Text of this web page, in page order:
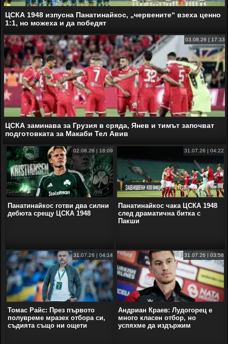
ЦСКА 1948 изпусна Панатинайкос, „червените“ взеха ценно
1:1, но можеха и да победят
03.08.26 | 17:33
ЦСКА заминава за Грузия в сряда, Янев и тимът започват
подготовката за Макаби Тел Авив
02.08.26 | 18:09
Панатинайкос готви два силни
дебюта срещу ЦСКА 1948
31.07.26 | 04:22
Панатинайкос чака ЦСКА 1948
след драматична битка с
Пакши
31.07.26 | 04:14
Томас Райс: През първото
полувреме мразех отбора си,
съдията също ни ощети
31.07.26 | 03:58
Андриан Краев: Лудогорец е
много класен отбор, но
успяхме да издържим